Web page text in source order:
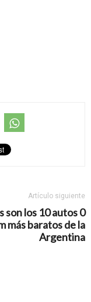
Artículo siguiente
son los 10 autos 0
más baratos de la
Argentina